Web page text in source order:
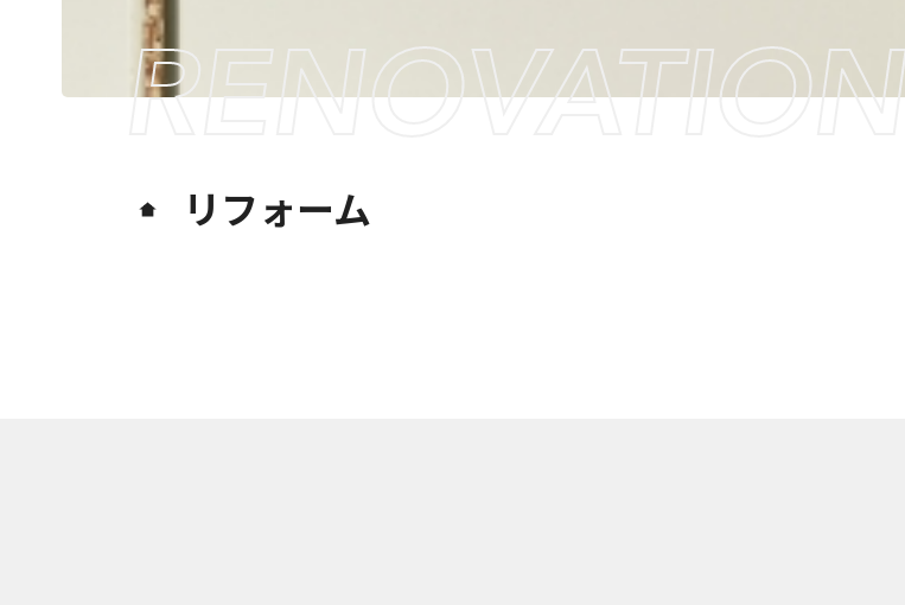
RENOVATION
リフォーム